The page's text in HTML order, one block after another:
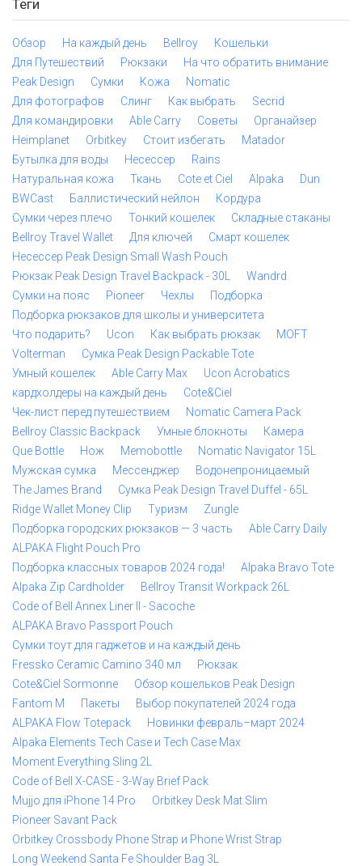
Теги
Обзор На каждый день Bellroy
Кошельки
Для Путешествий
Рюкзаки
На что обратить внимание
Peak Design
Сумки Кожа
Nomatic
Для фотографов
Слинг Как выбрать
Secrid
Для командировки
Able Carry Советы
Органайзер
Heimplanet
Orbitkey Стоит избегать
Matador
Бутылка для воды
Несессер
Rains
Натуральная кожа
Ткань Cote et Ciel Alpaka
Dun
BWCast
Баллистический нейлон
Кордура
Сумки через плечо
Тонкий кошелек
Складные стаканы
Bellroy Travel Wallet
Для ключей
Смарт кошелек
Несессер Peak Design Small Wash Pouch
Рюкзак Peak Design Travel Backpack - 30L
Wandrd
Сумки на пояс
Pioneer Чехлы
Подборка
Подборка рюкзаков для школы и университета
Что подарить?
Ucon Как выбрать рюкзак
MOFT
Volterman
Сумка Peak Design Packable Tote
Умный кошелек
Able Carry Max
Ucon Acrobatics
кардхолдеры на каждый день
Cote&Ciel
Чек-лист перед путешествием
Nomatic Camera Pack
Bellroy Classic Backpack
Умные блокноты
Камера
Que Bottle
Нож Memobottle
Nomatic Navigator 15L
Мужская сумка
Мессенджер
Водонепроницаемый
The James Brand
Сумка Peak Design Travel Duffel - 65L
Ridge Wallet Money Clip
Туризм
Zungle
Подборка городских рюкзаков — 3 часть
Able Carry Daily
ALPAKA Flight Pouch Pro
Подборка классных товаров 2024 года!
Alpaka Bravo Tote
Alpaka Zip Cardholder
Bellroy Transit Workpack 26L
Code of Bell Annex Liner II - Sacoche
ALPAKA Bravo Passport Pouch
Сумки тоут для гаджетов и на каждый день
Fressko Ceramic Camino 340 мл
Рюкзак
Cote&Ciel Sormonne
Обзор кошельков Peak Design
Fantom M
Пакеты
Выбор покупателей 2024 года
ALPAKA Flow Totepack
Новинки февраль–март 2024
Alpaka Elements Tech Case и Tech Case Max
Moment Everything Sling 2L
Code of Bell X-CASE - 3-Way Brief Pack
Mujjo для iPhone 14 Pro
Orbitkey Desk Mat Slim
Pioneer Savant Pack
Orbitkey Crossbody Phone Strap и Phone Wrist Strap
Long Weekend Santa Fe Shoulder Bag 3L